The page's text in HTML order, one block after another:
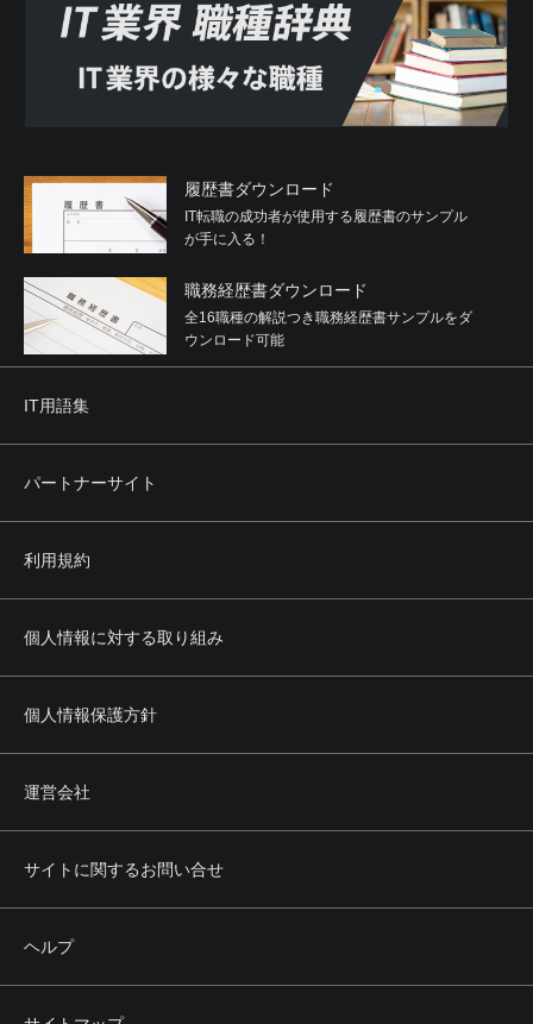
履歴書ダウンロード
IT転職の成功者が使用する履歴書のサンプル
が手に入る！
職務経歴書ダウンロード
全16職種の解説つき職務経歴書サンプルをダ
ウンロード可能
IT用語集
パートナーサイト
利用規約
個人情報に対する取り組み
個人情報保護方針
運営会社
サイトに関するお問い合せ
ヘルプ